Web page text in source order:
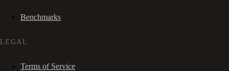
Benchmarks
LEGAL
Terms of Service